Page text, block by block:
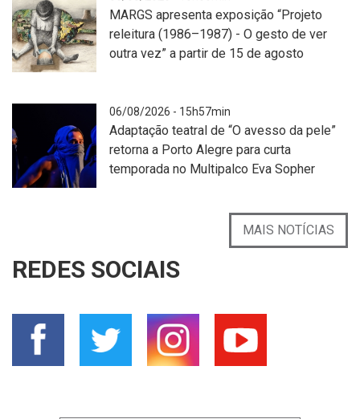
realizada
ao
ar
livre
entardecer
uma
pessoa
caracterizada
em
urbano.
pessoa
veste
Desenho
técnica
mista
retrata
chão,
a
cabeça
inclinada
para
MARGS apresenta exposição “Projeto
releitura (1986–1987) - O gesto de ver
outra vez” a partir de 15 de agosto
um
totalmente
preto,
destacando
três
06/08/2026 - 15h57min
Adaptação teatral de “O avesso da pele”
retorna a Porto Alegre para curta
temporada no Multipalco Eva Sopher
MAIS NOTÍCIAS
REDES SOCIAIS